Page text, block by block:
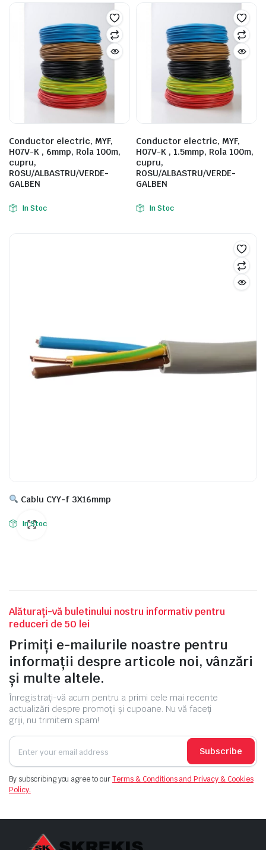
Conductor electric, MYF,
H07V-K , 6mmp, Rola 100m,
cupru,
ROSU/ALBASTRU/VERDE-
GALBEN
In Stoc
Conductor electric, MYF,
H07V-K , 1.5mmp, Rola 100m,
cupru,
ROSU/ALBASTRU/VERDE-
GALBEN
In Stoc
Cablu CYY-f 3X16mmp
In Stoc
Alăturați-vă buletinului nostru informativ pentru
reduceri de 50 lei
Primiți e-mailurile noastre pentru
informații despre articole noi, vânzări
și multe altele.
Înregistrați-vă acum pentru a primi cele mai recente
actualizări despre promoții și cupoane. Nu vă faceți
griji, nu trimitem spam!
Subscribe
By subscribing you agree to ourTerms & Conditions and Privacy & Cookies
Policy.